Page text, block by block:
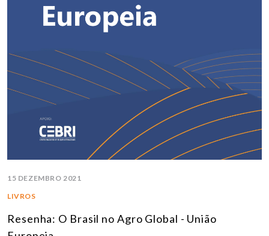
15 DEZEMBRO 2021
LIVROS
Resenha: O Brasil no Agro Global - União